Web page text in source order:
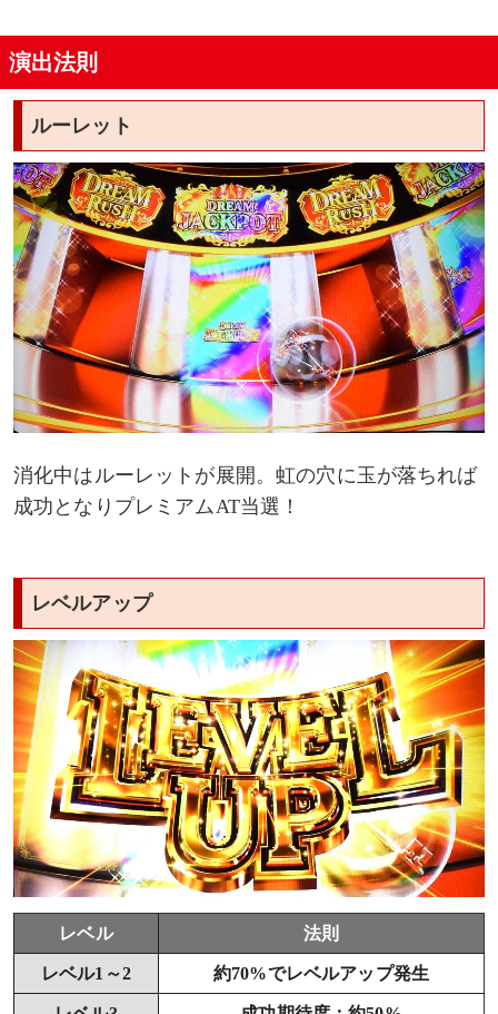
演出法則
ルーレット
消化中はルーレットが展開。虹の穴に玉が落ちれば
成功となりプレミアムAT当選！
レベルアップ
レベル 法則
レベル1～2 約70%でレベルアップ発生